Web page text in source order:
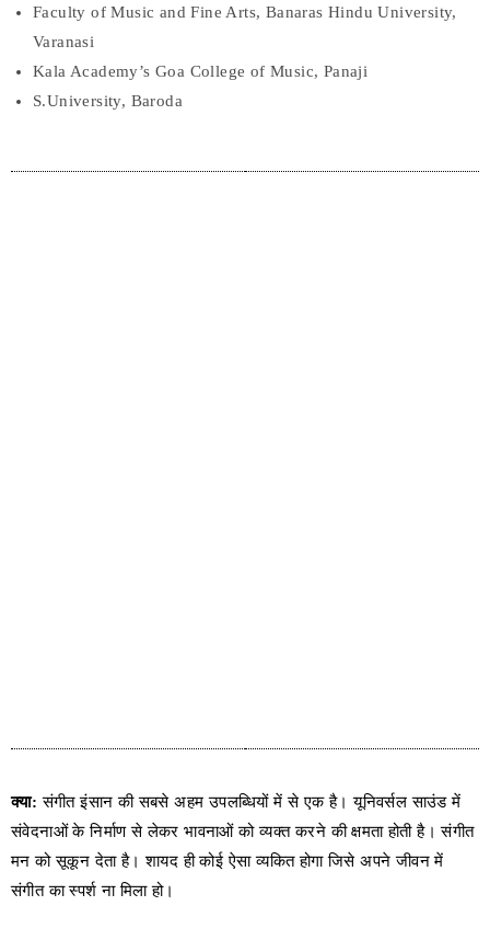
Faculty of Music and Fine Arts, Banaras Hindu University,
Varanasi
Kala Academy’s Goa College of Music, Panaji
S.University, Baroda
क्या: संगीत इंसान की सबसे अहम उपलब्धियों में से एक है। यूनिवर्सल साउंड में
संवेदनाओं के निर्माण से लेकर भावनाओं को व्यक्त करने की क्षमता होती है। संगीत
मन को सूकून देता है। शायद ही कोई ऐसा व्यकित होगा जिसे अपने जीवन में
संगीत का स्पर्श ना मिला हो।